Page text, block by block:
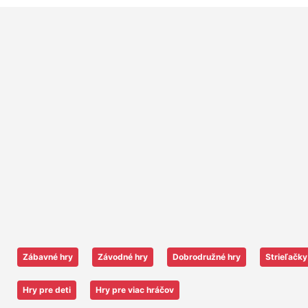
Zábavné hry Závodné hry Dobrodružné hry Strieľačky
Hry pre deti Hry pre viac hráčov